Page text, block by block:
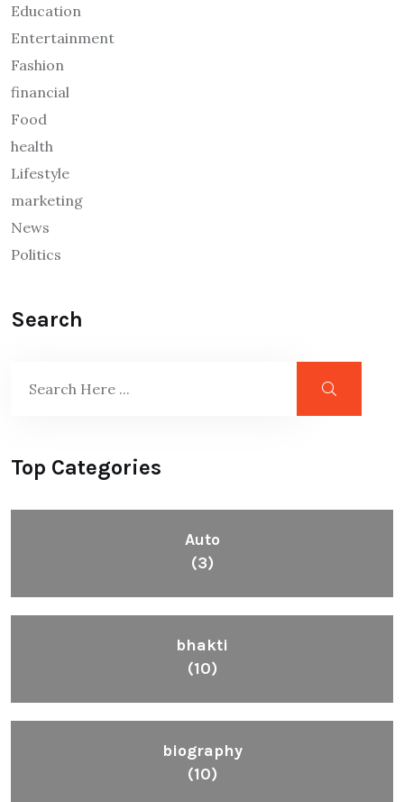
Education
Entertainment
Fashion
financial
Food
health
Lifestyle
marketing
News
Politics
Search
Top Categories
Auto
(3)
bhakti
(10)
biography
(10)